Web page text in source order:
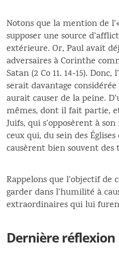
Notons que la mention de
supposer une source
extérieure. Or, Paul avait
adversaires à Corinthe
Satan (2 Co 11. 14-15).
serait davantage
aurait causer de la peine.
mêmes, dont il fait partie,
Juifs, qui s’opposèrent à
ceux qui, du sein des
causèrent bien souvent
Rappelons que l’objectif
garder dans l’humilité à
extraordinaires qui lui
Dernière réflexion